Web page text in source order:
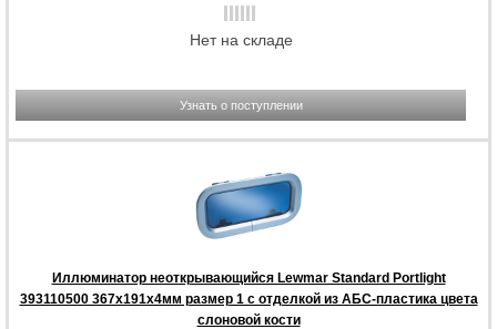
Нет на складе
Узнать о поступлении
Иллюминатор неоткрывающийся Lewmar Standard Portlight
393110500 367x191x4мм размер 1 с отделкой из АБС-пластика цвета
слоновой кости